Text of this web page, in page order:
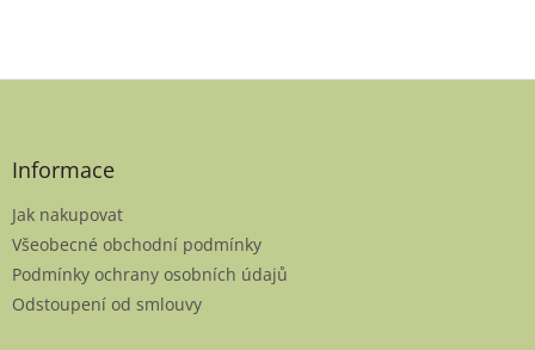
Z
Informace
Jak nakupovat
Všeobecné obchodní podmínky
Podmínky ochrany osobních údajů
Odstoupení od smlouvy